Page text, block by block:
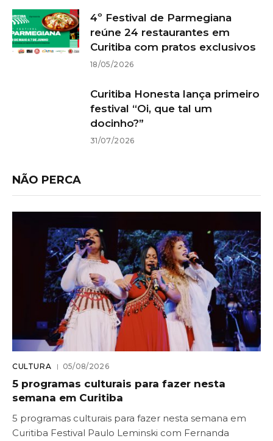
4º Festival de Parmegiana
reúne 24 restaurantes em
Curitiba com pratos exclusivos
18/05/2026
Curitiba Honesta lança primeiro
festival “Oi, que tal um
docinho?”
31/07/2026
NÃO PERCA
CULTURA 05/08/2026
5 programas culturais para fazer nesta
semana em Curitiba
5 programas culturais para fazer nesta semana em
Curitiba Festival Paulo Leminski com Fernanda